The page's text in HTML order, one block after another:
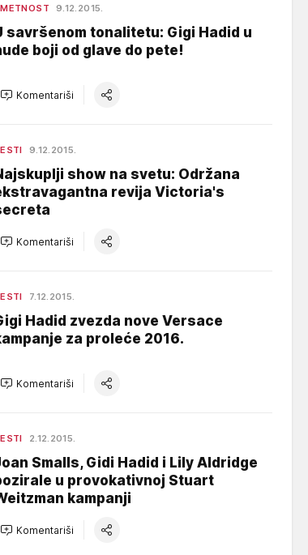
9.12.2015.
savršenom tonalitetu: Gigi Hadid u
boji od glave do pete!
Komentariši
9.12.2015.
show na svetu: Održana
revija Victoria's
Komentariši
7.12.2015.
Hadid zvezda nove Versace
za proleće 2016.
Komentariši
2.12.2015.
Smalls, Gidi Hadid i Lily Aldridge
u provokativnoj Stuart
kampanji
Komentariši